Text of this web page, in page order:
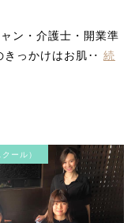
ン・介護士・開業準
きっかけはお肌‥ 続
ール）